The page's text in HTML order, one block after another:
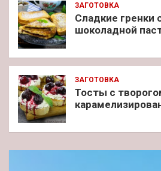
ЗАГОТОВКА
Сладкие гренки
шоколадной
ЗАГОТОВКА
Тосты с